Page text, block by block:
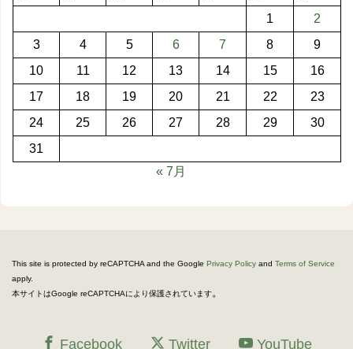
1
2
3
4 5 6 7 8
9
10
11 12 13 14 15
16
17
18 19 20 21 22
23
24
25 26 27 28 29
30
31
« 7月
This site is protected by reCAPTCHA and the Google Privacy Policy and Terms of Service
apply.
本サイトはGoogle reCAPTCHAにより保護されています。
Facebook Twitter YouTube